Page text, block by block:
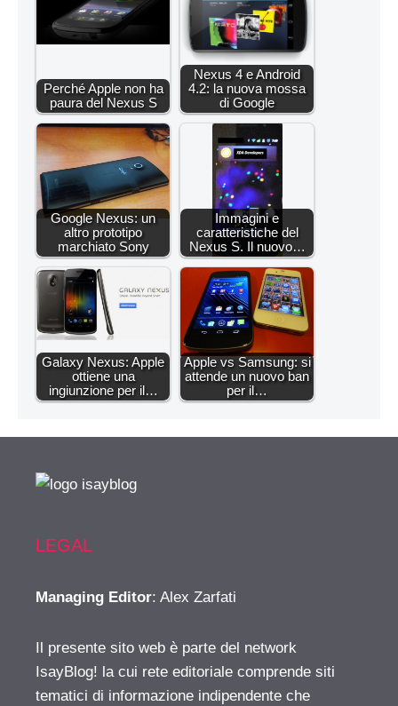
Perché Apple non ha
paura del Nexus S
Nexus 4 e Android
4.2: la nuova mossa
di Google
Google Nexus: un
altro prototipo
marchiato Sony
Immagini e
caratteristiche del
Nexus S. Il nuovo…
Galaxy Nexus: Apple
ottiene una
ingiunzione per il…
Apple vs Samsung: si
attende un nuovo ban
per il…
LEGAL
Managing Editor: Alex Zarfati
Il presente sito web è parte del network
IsayBlog! la cui rete editoriale comprende siti
tematici di informazione indipendente che